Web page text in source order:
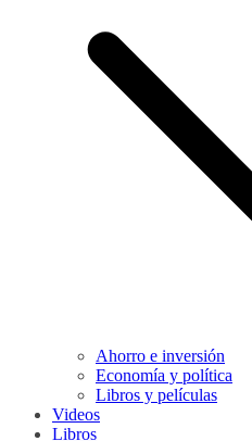
Ahorro e inversión
Economía y política
Libros y películas
Videos
Libros